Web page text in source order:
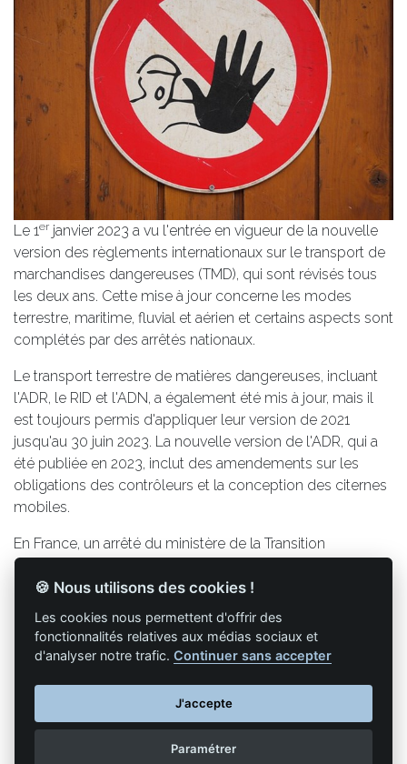
Le 1er janvier 2023 a vu l'entrée en vigueur de la nouvelle
version des règlements internationaux sur le transport de
marchandises dangereuses (TMD), qui sont révisés tous
les deux ans. Cette mise à jour concerne les modes
terrestre, maritime, fluvial et aérien et certains aspects sont
complétés par des arrêtés nationaux.
Le transport terrestre de matières dangereuses, incluant
l'ADR, le RID et l'ADN, a également été mis à jour, mais il
est toujours permis d'appliquer leur version de 2021
jusqu'au 30 juin 2023. La nouvelle version de l'ADR, qui a
été publiée en 2023, inclut des amendements sur les
obligations des contrôleurs et la conception des citernes
mobiles.
En France, un arrêté du ministère de la Transition
écologique a été publié le 24 décembre pour modifier
l'arrêté TMD relatif au transport terrestre de matières
dangereuses, avec des modifications mineures.
Retour à la liste des articles
🍪 Nous utilisons des cookies !
Les cookies nous permettent d'offrir des
fonctionnalités relatives aux médias sociaux et
d'analyser notre trafic.Continuer sans accepter
J'accepte
Paramétrer